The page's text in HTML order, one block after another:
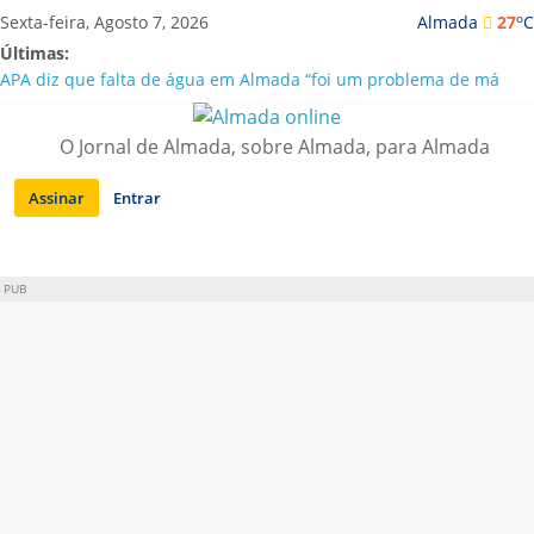
Saltar
para
conteúdo
Almada 27oC
Sexta-feira, Agosto 7, 2026
Últimas:
APA diz que falta de água em Almada “foi um problema de má
Laranjeiro | Cultura pop asiática invade a Casa Amarela
Ponte 25 de Abril celebra 60 anos com programa cultural entre
Lisboa e Almada
Situação de alerta em Almada renovada até final de Agosto
O Jornal de Almada, sobre Almada, para Almada
Assinar Entrar
PUB